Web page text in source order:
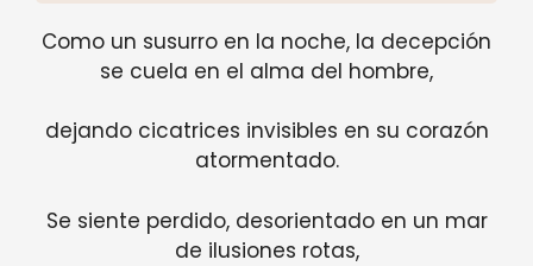
Como un susurro en la noche, la decepción
se cuela en el alma del hombre,
dejando cicatrices invisibles en su corazón
atormentado.
Se siente perdido, desorientado en un mar
de ilusiones rotas,